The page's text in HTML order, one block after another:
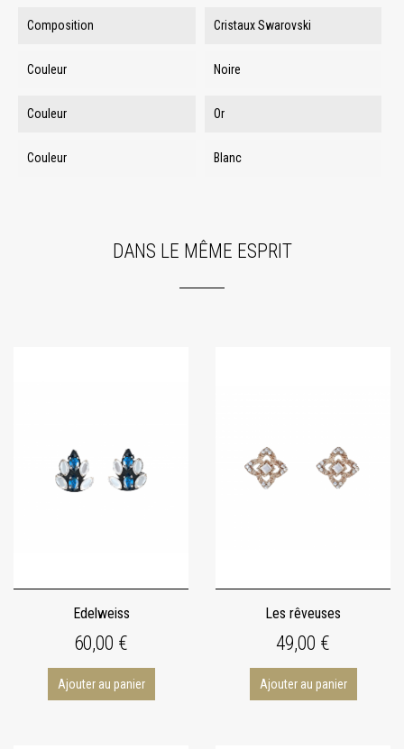
Composition Cristaux Swarovski
Couleur Noire
Couleur Or
Couleur Blanc
DANS LE MÊME ESPRIT
Edelweiss
60,00 €
Ajouter au panier
Les rêveuses
49,00 €
Ajouter au panier